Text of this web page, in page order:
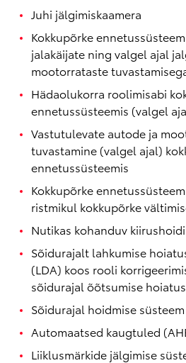
Juhi jälgimiskaamera
Kokkupõrke
jalakäijate ning valgel ajal
mootorrataste
Hädaolukorra roolimisabi
ennetussüsteemis (valgel
Vastutulevate autode ja
tuvastamine (valgel ajal)
ennetussüsteemis
Kokkupõrke
ristmikul kokkupõrke
Nutikas kohanduv
Sõidurajalt lahkumise
(LDA) koos rooli
sõidurajal õõtsumise
Sõidurajal hoidmise süsteem
Automaatsed kaugtuled
Liiklusmärkide jälgimise